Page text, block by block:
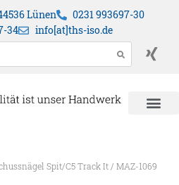
Lünen
0231 993697-30
34
info[at]ths-iso.de
Spit/C5 Track It/ MAZ-1069